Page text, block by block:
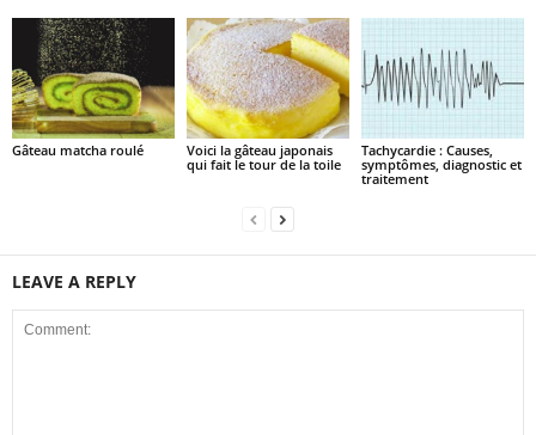
Gâteau matcha roulé
Voici la gâteau japonais
qui fait le tour de la toile
Tachycardie : Causes,
symptômes, diagnostic et
traitement
LEAVE A REPLY